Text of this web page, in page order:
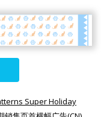
Super Holiday